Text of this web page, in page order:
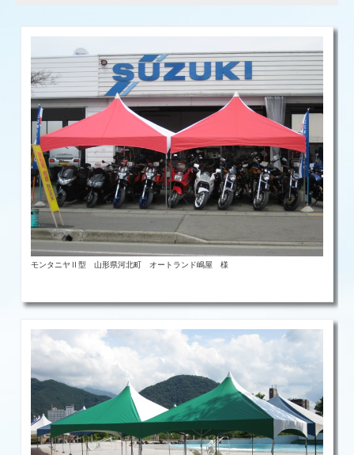
モンタニヤⅡ型 山形県河北町 オートランド嶋屋 様